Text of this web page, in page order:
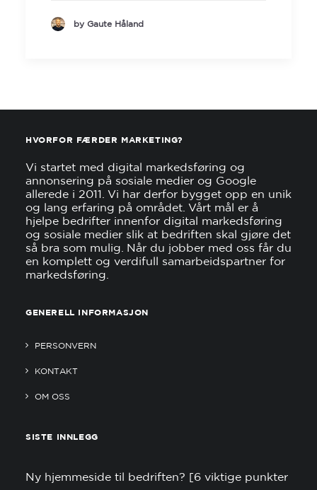
by Gaute Håland
HVORFOR FÆRDER MARKETING?
Vi startet med digital markedsføring og
annonsering på sosiale medier og Google
allerede i 2011. Vi har derfor bygget opp en unik
og lang erfaring på området. Vårt mål er å
hjelpe bedrifter innenfor digital markedsføring
og sosiale medier slik at bedriften skal gjøre det
så bra som mulig. Når du jobber med oss får du
en komplett og verdifull samarbeidspartner for
markedsføring.
GENERELL INFORMASJON
PERSONVERN
KONTAKT
OM OSS
SISTE INNLEGG
Ny hjemmeside til bedriften? [6 viktige punkter